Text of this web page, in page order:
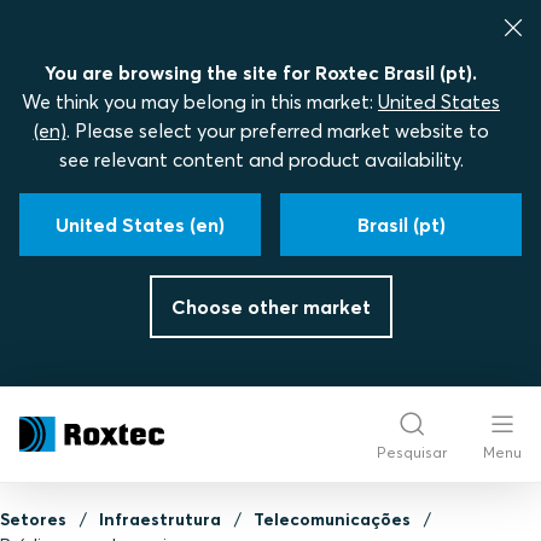
You are browsing the site for Roxtec Brasil (pt).
We think you may belong in this market: United States
(en). Please select your preferred market website to
see relevant content and product availability.
United States (en) Brasil (pt)
Choose other market
Pesquisar Menu
Setores Infraestrutura
Telecomunicações